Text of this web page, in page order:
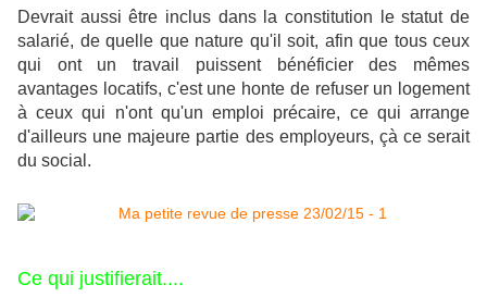
Devrait aussi être inclus dans la constitution le statut de
salarié, de quelle que nature qu'il soit, afin que tous ceux
qui ont un travail puissent bénéficier des mêmes
avantages locatifs, c'est une honte de refuser un logement
à ceux qui n'ont qu'un emploi précaire, ce qui arrange
d'ailleurs une majeure partie des employeurs, çà ce serait
du social.
Ce qui justifierait....